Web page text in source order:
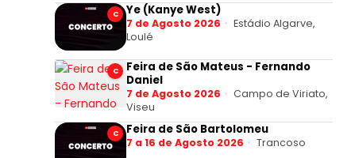
C Ye (Kanye West)
7 de Agosto 2026
Estádio Algarve,
Loulé
C
Feira de São Mateus - Fernando
Daniel
7 de Agosto 2026
Campo de Viriato,
Viseu
C Feira de São Bartolomeu
7 a 16 de Agosto 2026 Trancoso